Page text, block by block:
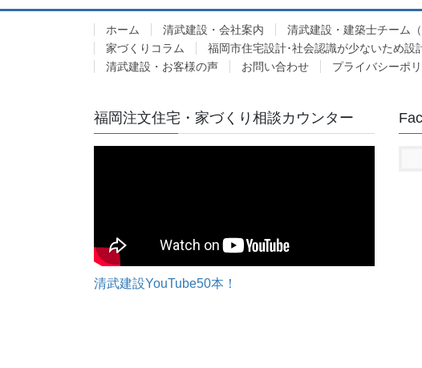
ホーム 清武建設・会社案内 清武建設・建築士チーム
家づくりコラム
福岡市住宅設計･社会認識が少ないため設
清武建設・お客様の声
お問い合わせ プライバシーポ
福岡注文住宅・家づくり相談カウンター
清武建設YouTube50本！